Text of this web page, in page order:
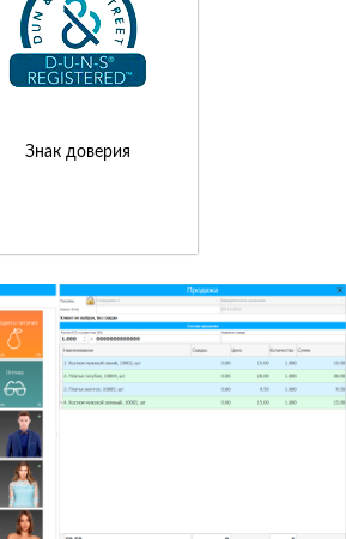
Знак доверия